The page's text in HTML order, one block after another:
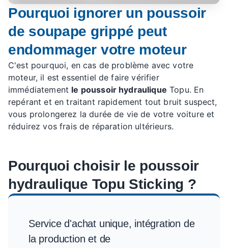
Pourquoi ignorer un poussoir
de soupape grippé peut
endommager votre moteur
C'est pourquoi, en cas de problème avec votre
moteur, il est essentiel de faire vérifier
immédiatement le poussoir hydraulique Topu. En
repérant et en traitant rapidement tout bruit suspect,
vous prolongerez la durée de vie de votre voiture et
réduirez vos frais de réparation ultérieurs.
Pourquoi choisir le poussoir
hydraulique Topu Sticking ?
Service d'achat unique, intégration de
la production et de